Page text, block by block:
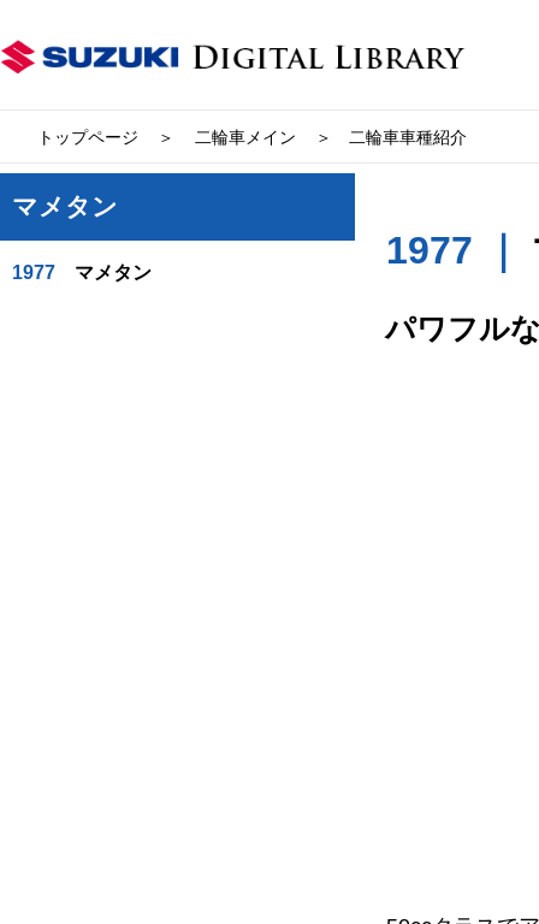
トップページ 二輪車メイン 二輪車車種紹介
マメタン
1977 マメタン
1977 ｜
パワフル